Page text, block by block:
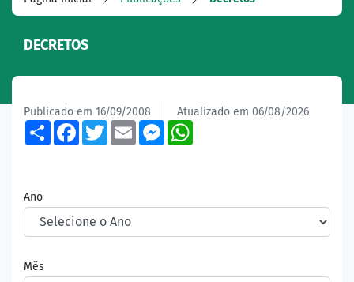
DECRETOS
Publicado em 16/09/2008 Atualizado em 06/08/2026
ShareFacebook
TwitterEmailMessenger
Ano
Mês